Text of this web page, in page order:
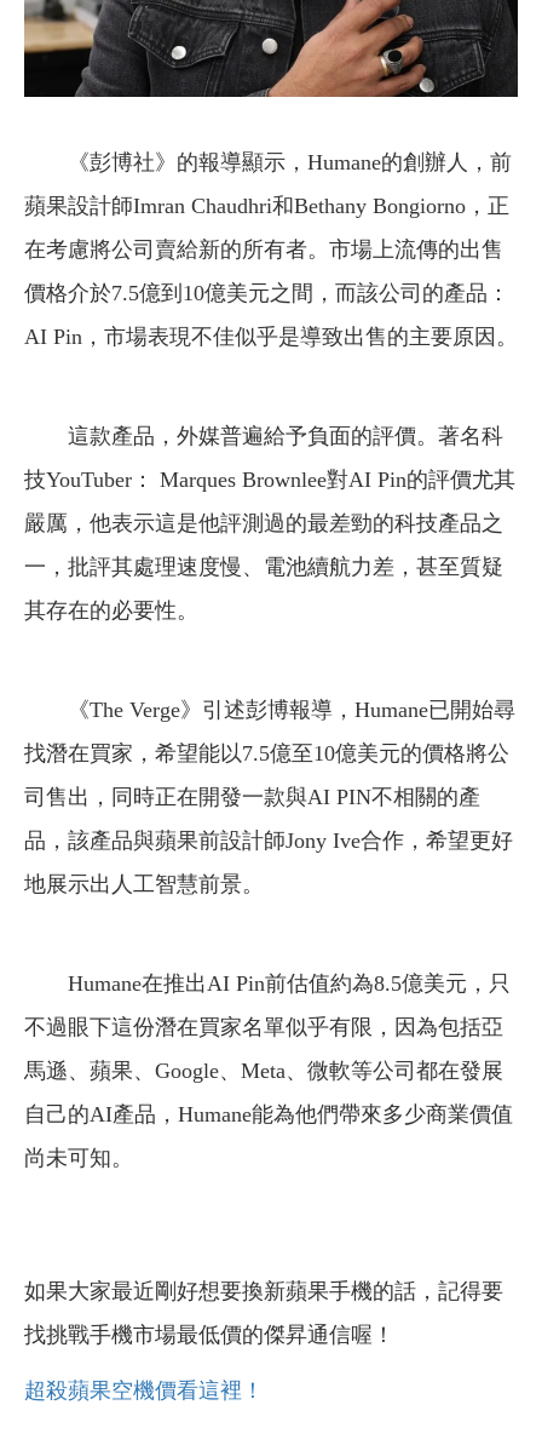
《彭博社》的報導顯示，Humane的創辦人，前
蘋果設計師Imran Chaudhri和Bethany Bongiorno，正
在考慮將公司賣給新的所有者。市場上流傳的出售
價格介於7.5億到10億美元之間，而該公司的產品：
AI Pin，市場表現不佳似乎是導致出售的主要原因。
這款產品，外媒普遍給予負面的評價。著名科
技YouTuber： Marques Brownlee對AI Pin的評價尤其
嚴厲，他表示這是他評測過的最差勁的科技產品之
一，批評其處理速度慢、電池續航力差，甚至質疑
其存在的必要性。
《The Verge》引述彭博報導，Humane已開始尋
找潛在買家，希望能以7.5億至10億美元的價格將公
司售出，同時正在開發一款與AI PIN不相關的產
品，該產品與蘋果前設計師Jony Ive合作，希望更好
地展示出人工智慧前景。
Humane在推出AI Pin前估值約為8.5億美元，只
不過眼下這份潛在買家名單似乎有限，因為包括亞
馬遜、蘋果、Google、Meta、微軟等公司都在發展
自己的AI產品，Humane能為他們帶來多少商業價值
尚未可知。
如果大家最近剛好想要換新蘋果手機的話，記得要
找挑戰手機市場最低價的傑昇通信喔！
超殺蘋果空機價看這裡！